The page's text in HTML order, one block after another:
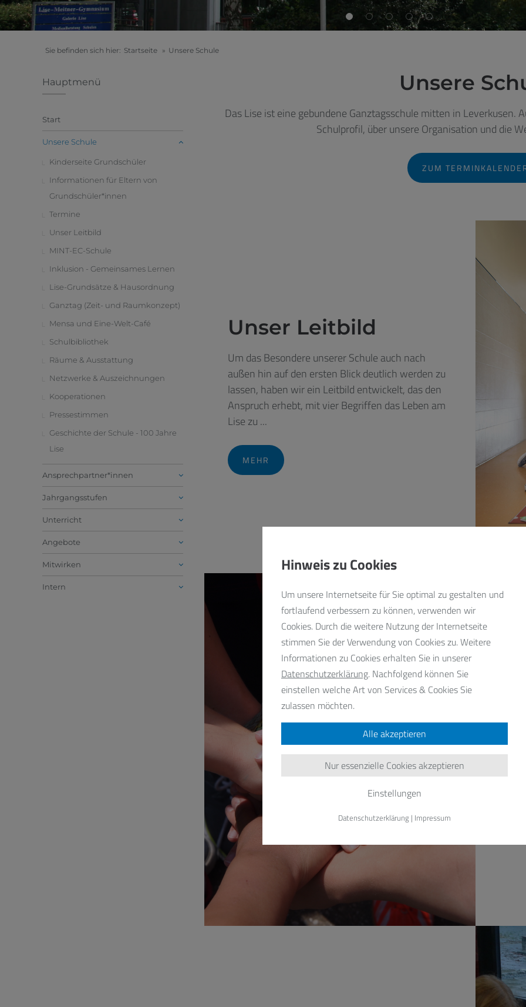
Sie befinden sich hier: Startseite » Unsere Schule
Hauptmenü
Start
Unsere Schule
Kinderseite Grundschüler
Informationen für Eltern von
Grundschüler*innen
Termine
Unser Leitbild
MINT-EC-Schule
Inklusion - Gemeinsames Lernen
Lise-Grundsätze & Hausordnung
Ganztag (Zeit- und Raumkonzept)
Mensa und Eine-Welt-Café
Schulbibliothek
Räume & Ausstattung
Netzwerke & Auszeichnungen
Kooperationen
Pressestimmen
Geschichte der Schule - 100 Jahre
Lise
Ansprechpartner*innen
Jahrgangsstufen
Unterricht
Angebote
Mitwirken
Intern
Unsere
Das Lise ist eine gebundene Ganztagsschule mitten in Leverkusen.
Schulprofil, über unsere Organisation und die
ZUM
Unser Leitbild
Um das Besondere unserer Schule auch nach
außen hin auf den ersten Blick deutlich werden zu
lassen, haben wir ein Leitbild entwickelt, das den
Anspruch erhebt, mit vier Begriffen das Leben am
Lise zu ...
MEHR
jede/
Hinweis zu Cookies
Um unsere Internetseite für Sie optimal zu gestalten und
fortlaufend verbessern zu können, verwenden wir
Cookies. Durch die weitere Nutzung der Internetseite
stimmen Sie der Verwendung von Cookies zu. Weitere
Informationen zu Cookies erhalten Sie in unserer
Datenschutzerklärung. Nachfolgend können Sie
einstellen welche Art von Services & Cookies Sie
zulassen möchten.
Alle akzeptieren
Nur essenzielle Cookies akzeptieren
Einstellungen
Datenschutzerklärung | Impressum